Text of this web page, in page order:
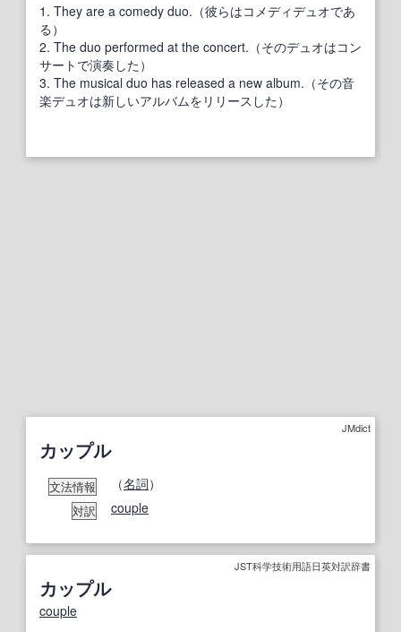
1. They are a comedy duo.（彼らはコメディデュオであ
る）
2. The duo performed at the concert.（そのデュオはコン
サートで演奏した）
3. The musical duo has released a new album.（その音
楽デュオは新しいアルバムをリリースした）
JMdict
カップル
文法情報 （名詞）
対訳 couple
JST科学技術用語日英対訳辞書
カップル
couple